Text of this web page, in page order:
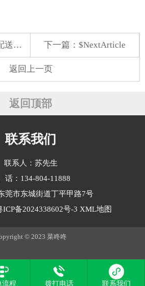
排名 下一篇：$NextArticle
返回上一页
返回顶部
联系我们
联系人：苏先生
话：134-804-11888
莞市东城街道丁平甲路7号
ICP备2024338602号-3 XML地图
© 2023 菜咚咚
流程 拨打电话 联系我们